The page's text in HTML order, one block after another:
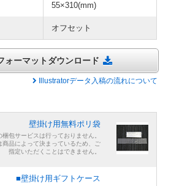
55×310(mm)
オフセット
ーマットダウンロード
Illustratorデータ入稿の流れについて
壁掛け用無料ポリ袋
包サービスは行っておりません。
品によって決まっているため、ご
指定いただくことはできません。
■壁掛け用ギフトケース